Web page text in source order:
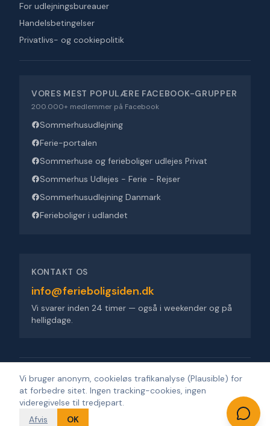
For udlejningsbureauer
Handelsbetingelser
Privatlivs- og cookiepolitik
VORES MEST POPULÆRE FACEBOOK-GRUPPER
200.000+ medlemmer på Facebook
Sommerhusudlejning
Ferie-portalen
Sommerhuse og ferieboliger udlejes Privat
Sommerhus Udlejes - Ferie - Rejser
Sommerhusudlejning Danmark
Ferieboliger i udlandet
KONTAKT OS
info@ferieboligsiden.dk
Vi svarer inden 24 timer — også i weekender og på
helligdage.
Ferieboligsiden ApS·Trigevej 9, 8382 Hinnerup ·CVR 36909676
© 2026Ferieboligsiden.Alle rettigheder forbeholdes.
Udviklet af
Design'R'us
Vi bruger anonym, cookieløs trafikanalyse (Plausible) for
at forbedre sitet. Ingen tracking-cookies, ingen
videregivelse til tredjepart.
Afvis
OK